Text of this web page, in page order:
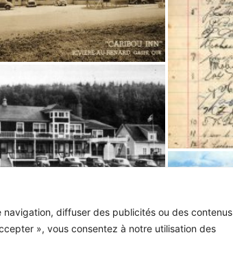
diffuser des publicités ou des contenus
», vous consentez à notre utilisation des